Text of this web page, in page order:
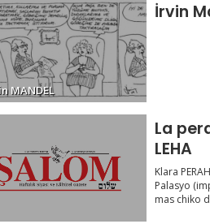
MANDEL
İrvin
La
LEHA
Klara
Palasyo
mas chiko